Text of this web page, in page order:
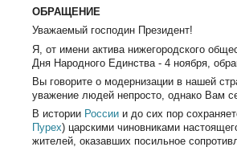
ОБРАЩЕНИЕ
Уважаемый господин Президент!
Я, от имени актива нижегородского
Дня Народного Единства - 4 ноября,
Вы говорите о модернизации в нашей
уважение людей непросто, однако Вам
В истории России и до сих пор
Пурех) царскими чиновниками
жителей, оказавших посильное